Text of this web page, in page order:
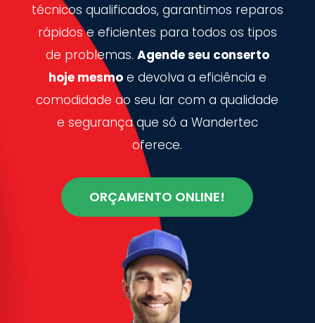
técnicos qualificados, garantimos reparos
rápidos e eficientes para todos os tipos
de problemas. Agende seu conserto
hoje mesmoe devolva a eficiência e
comodidade ao seu lar com a qualidade
e segurança que só a Wandertec
oferece.
ORÇAMENTO ONLINE!